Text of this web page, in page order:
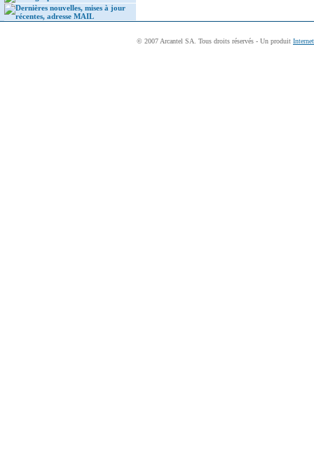
Dernières nouvelles, mises à jour
récentes, adresse MAIL
© 2007 Arcantel SA. Tous droits réservés - Un produit